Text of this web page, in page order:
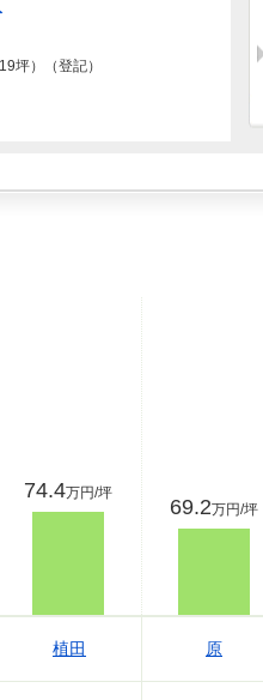
坪）（登記）
74.4万円/坪
植田
69.2万円/坪
原